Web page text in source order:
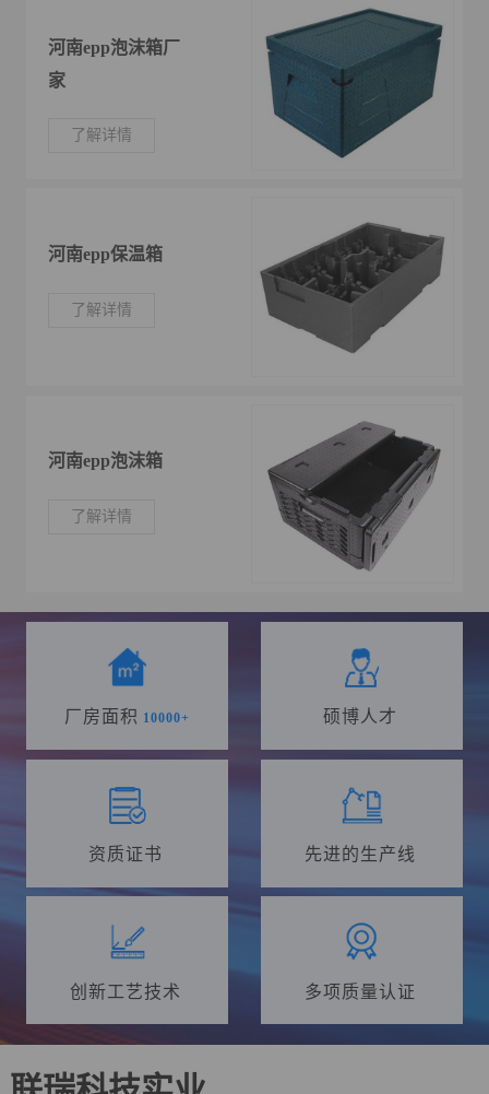
河南epp泡沫箱厂
家
了解详情
河南epp保温箱
了解详情
河南epp泡沫箱
了解详情
厂房面积 10000+ 硕博人才
资质证书 先进的生产线
创新工艺技术 多项质量认证